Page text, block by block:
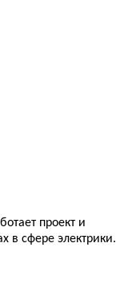
проект и
в сфере электрики.